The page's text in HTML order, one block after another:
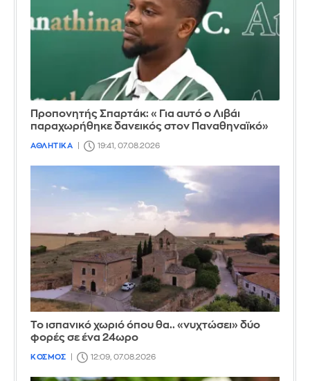
Προπονητής Σπαρτάκ: «Για αυτό ο Λιβάι
παραχωρήθηκε δανεικός στον Παναθηναϊκό»
ΑΘΛΗΤΙΚΑ 19:41, 07.08.2026
Το ισπανικό χωριό όπου θα.. «νυχτώσει» δύο
φορές σε ένα 24ωρο
ΚΟΣΜΟΣ 12:09, 07.08.2026